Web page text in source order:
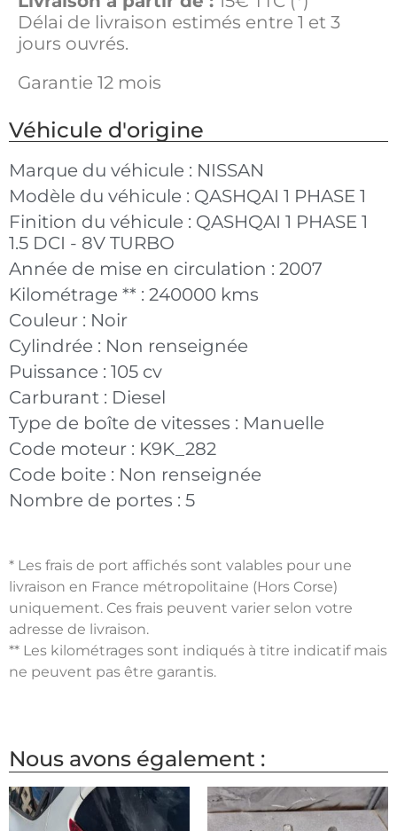
Délai de livraison estimés entre 1 et 3
jours ouvrés.
Garantie 12 mois
Véhicule d'origine
Marque du véhicule : NISSAN
Modèle du véhicule : QASHQAI 1 PHASE 1
Finition du véhicule : QASHQAI 1 PHASE 1
1.5 DCI - 8V TURBO
Année de mise en circulation : 2007
Kilométrage ** : 240000 kms
Couleur : Noir
Cylindrée : Non renseignée
Puissance : 105 cv
Carburant : Diesel
Type de boîte de vitesses : Manuelle
Code moteur : K9K_282
Code boite : Non renseignée
Nombre de portes : 5
* Les frais de port affichés sont valables pour une
livraison en France métropolitaine (Hors Corse)
uniquement. Ces frais peuvent varier selon votre
adresse de livraison.
** Les kilométrages sont indiqués à titre indicatif mais
ne peuvent pas être garantis.
Nous avons également :